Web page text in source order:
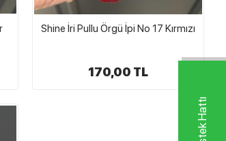
Shine İri Pullu Örgü İpi No 17 Kırmızı
170,00 TL